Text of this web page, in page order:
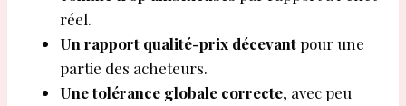
réel.
Un rapport qualité-prix décevantpour une
partie des acheteurs.
Une tolérance globale correcte, avec peu